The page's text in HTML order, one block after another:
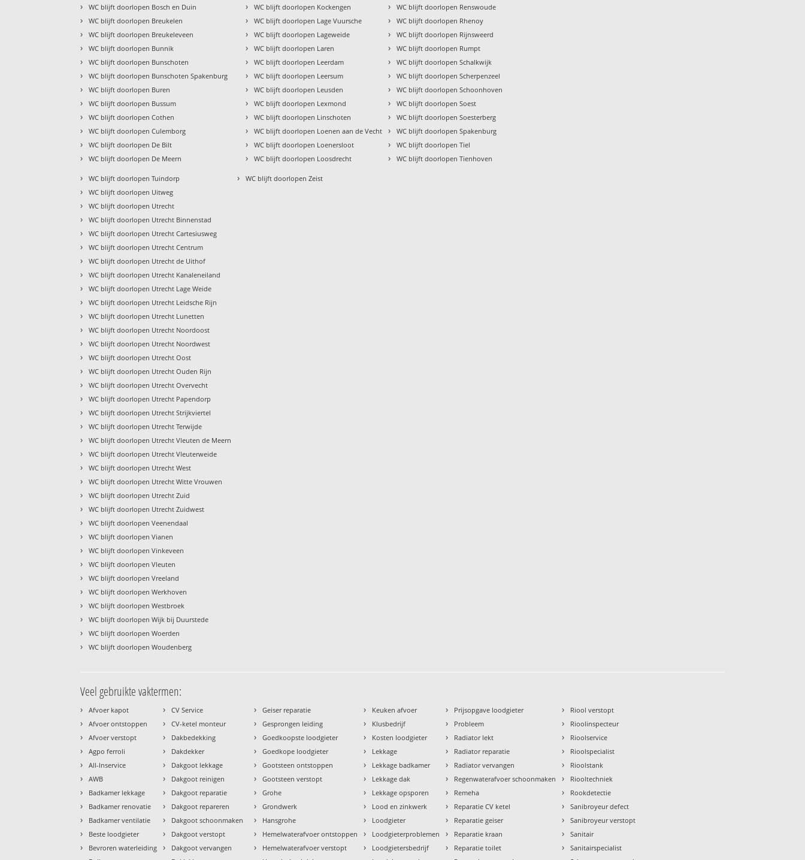
› WC blijft doorlopen Bosch en Duin
› WC blijft doorlopen Breukelen
› WC blijft doorlopen Breukeleveen
› WC blijft doorlopen Bunnik
› WC blijft doorlopen Bunschoten
› WC blijft doorlopen Bunschoten Spakenburg
› WC blijft doorlopen Buren
› WC blijft doorlopen Bussum
› WC blijft doorlopen Cothen
› WC blijft doorlopen Culemborg
› WC blijft doorlopen De Bilt
› WC blijft doorlopen De Meern
› WC blijft doorlopen Kockengen
› WC blijft doorlopen Lage Vuursche
› WC blijft doorlopen Lageweide
› WC blijft doorlopen Laren
› WC blijft doorlopen Leerdam
› WC blijft doorlopen Leersum
› WC blijft doorlopen Leusden
› WC blijft doorlopen Lexmond
› WC blijft doorlopen Linschoten
› WC blijft doorlopen Loenen aan de Vecht
› WC blijft doorlopen Loenersloot
› WC blijft doorlopen Loosdrecht
› WC blijft doorlopen Renswoude
› WC blijft doorlopen Rhenoy
› WC blijft doorlopen Rijnsweerd
› WC blijft doorlopen Rumpt
› WC blijft doorlopen Schalkwijk
› WC blijft doorlopen Scherpenzeel
› WC blijft doorlopen Schoonhoven
› WC blijft doorlopen Soest
› WC blijft doorlopen Soesterberg
› WC blijft doorlopen Spakenburg
› WC blijft doorlopen Tiel
› WC blijft doorlopen Tienhoven
› WC blijft doorlopen Tuindorp
› WC blijft doorlopen Uitweg
› WC blijft doorlopen Utrecht
› WC blijft doorlopen Utrecht Binnenstad
› WC blijft doorlopen Utrecht Cartesiusweg
› WC blijft doorlopen Utrecht Centrum
› WC blijft doorlopen Utrecht de Uithof
› WC blijft doorlopen Utrecht Kanaleneiland
› WC blijft doorlopen Utrecht Lage Weide
› WC blijft doorlopen Utrecht Leidsche Rijn
› WC blijft doorlopen Utrecht Lunetten
› WC blijft doorlopen Utrecht Noordoost
› WC blijft doorlopen Utrecht Noordwest
› WC blijft doorlopen Utrecht Oost
› WC blijft doorlopen Utrecht Ouden Rijn
› WC blijft doorlopen Utrecht Overvecht
› WC blijft doorlopen Utrecht Papendorp
› WC blijft doorlopen Utrecht Strijkviertel
› WC blijft doorlopen Utrecht Terwijde
› WC blijft doorlopen Utrecht Vleuten de Meern
› WC blijft doorlopen Utrecht Vleuterweide
› WC blijft doorlopen Utrecht West
› WC blijft doorlopen Utrecht Witte Vrouwen
› WC blijft doorlopen Utrecht Zuid
› WC blijft doorlopen Utrecht Zuidwest
› WC blijft doorlopen Veenendaal
› WC blijft doorlopen Vianen
› WC blijft doorlopen Vinkeveen
› WC blijft doorlopen Vleuten
› WC blijft doorlopen Vreeland
› WC blijft doorlopen Werkhoven
› WC blijft doorlopen Westbroek
› WC blijft doorlopen Wijk bij Duurstede
› WC blijft doorlopen Woerden
› WC blijft doorlopen Woudenberg
› WC blijft doorlopen Zeist
Veel gebruikte vaktermen:
› Afvoer kapot
› Afvoer ontstoppen
› Afvoer verstopt
› Agpo ferroli
› All-Inservice
› AWB
› Badkamer lekkage
› Badkamer renovatie
› Badkamer ventilatie
› Beste loodgieter
› Bevroren waterleiding
› CV Service
› CV-ketel monteur
› Dakbedekking
› Dakdekker
› Dakgoot lekkage
› Dakgoot reinigen
› Dakgoot reparatie
› Dakgoot repareren
› Dakgoot schoonmaken
› Dakgoot verstopt
› Dakgoot vervangen
› Geiser reparatie
› Gesprongen leiding
› Goedkoopste loodgieter
› Goedkope loodgieter
› Gootsteen ontstoppen
› Gootsteen verstopt
› Grohe
› Grondwerk
› Hansgrohe
› Hemelwaterafvoer ontstoppen
› Hemelwaterafvoer verstopt
› Keuken afvoer
› Klusbedrijf
› Kosten loodgieter
› Lekkage
› Lekkage badkamer
› Lekkage dak
› Lekkage opsporen
› Lood en zinkwerk
› Loodgieter
› Loodgieterproblemen
› Loodgietersbedrijf
› Prijsopgave loodgieter
› Probleem
› Radiator lekt
› Radiator reparatie
› Radiator vervangen
› Regenwaterafvoer schoonmaken
› Remeha
› Reparatie CV ketel
› Reparatie geiser
› Reparatie kraan
› Reparatie toilet
› Riool verstopt
› Rioolinspecteur
› Rioolservice
› Rioolspecialist
› Rioolstank
› Riooltechniek
› Rookdetectie
› Sanibroyeur defect
› Sanibroyeur verstopt
› Sanitair
› Sanitairspecialist